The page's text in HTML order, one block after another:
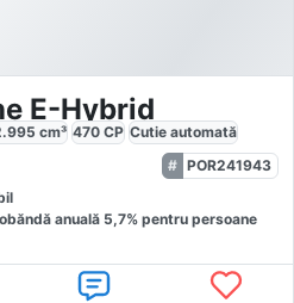
E-Hybrid
cm³ 470 CP Cutie automată
POR241943
anuală 5,7% pentru persoane